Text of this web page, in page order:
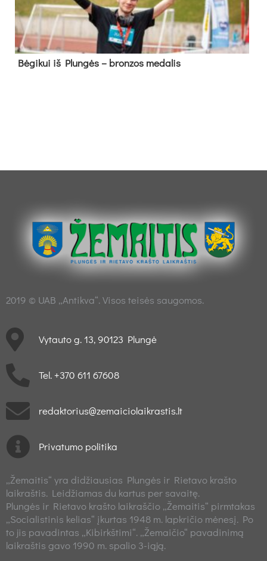
Bė­gi­kui iš Plun­gės – bron­zos me­da­lis
2019 © UAB „Antikva“. Visos teisės saugomos.
Vytauto g. 13, 90123 Plungė
Tel. +370 611 67608
redaktorius@zemaiciolaikrastis.lt
Privatumo politika
„Žemaitis“ yra didžiausias Plungės ir Rietavo krašto
laikraštis. Leidžiamas du kartus per savaitę.
Plungės ir Rietavo krašto laikraščio „Žemaitis“ pirmtakas
„Socialistinis kelias“ įkurtas 1948 m. lapkričio mėnesį. Po
to jis pavadintas „Kibirkštimi“. „Žemaičio“ pavadinimą
laikraštis gavo 1990 m. spalio 3-iąją.